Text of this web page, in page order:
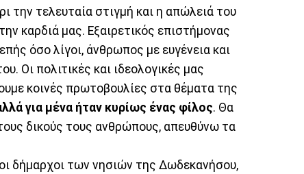
την τελευταία στιγμή και η απώλειά του
καρδιά μας. Εξαιρετικός επιστήμονας
όσο λίγοι, άνθρωπος με ευγένεια και
Οι πολιτικές και ιδεολογικές μας
κοινές πρωτοβουλίες στα θέματα της
για μένα ήταν κυρίως ένας φίλος. Θα
δικούς τους ανθρώπους, απευθύνω τα
δήμαρχοι των νησιών της Δωδεκανήσου,